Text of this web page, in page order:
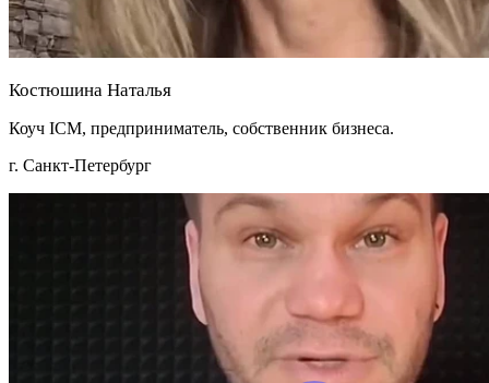
Костюшина Наталья
Коуч ICM, предприниматель, собственник бизнеса.
г. Санкт-Петербург